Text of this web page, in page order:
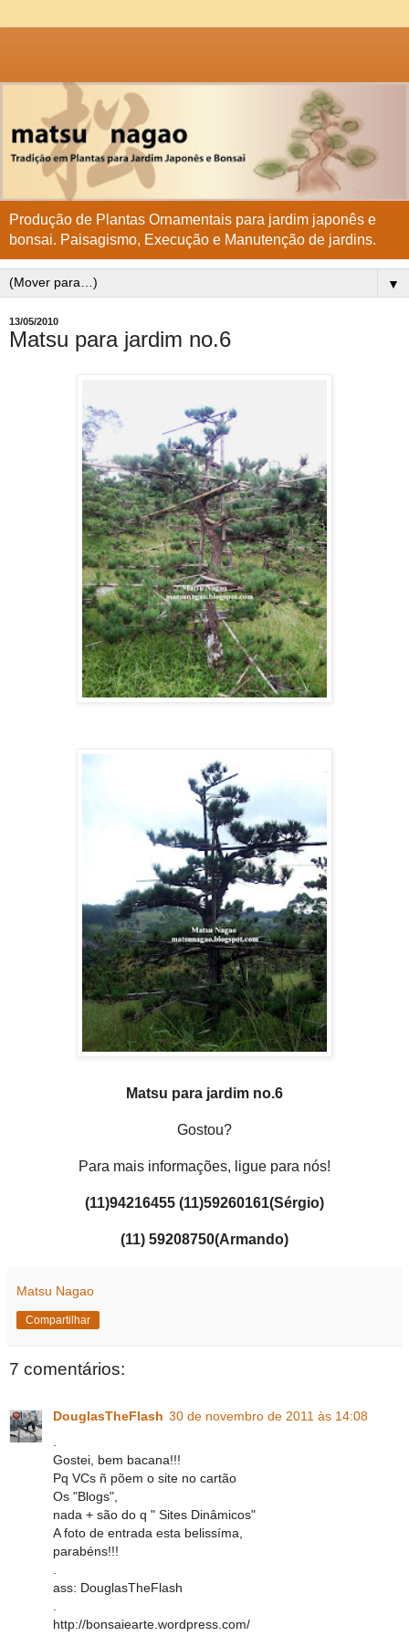
Produção de Plantas Ornamentais para jardim japonês e
bonsai. Paisagismo, Execução e Manutenção de jardins.
▼
13/05/2010
Matsu para jardim no.6
Matsu para jardim no.6
Gostou?
Para mais informações, ligue para nós!
(11)94216455 (11)59260161(Sérgio)
(11) 59208750(Armando)
Matsu Nagao
Compartilhar
7 comentários:
DouglasTheFlash 30 de novembro de 2011 às 14:08
Gostei, bem bacana!!!
Pq VCs ñ põem o site no cartão
Os "Blogs",
nada + são do q " Sites Dinâmicos"
A foto de entrada esta belissíma,
parabéns!!!
ass: DouglasTheFlash
http://bonsaiearte.wordpress.com/